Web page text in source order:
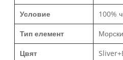
Условие 100%
Тип елемент
Цвят